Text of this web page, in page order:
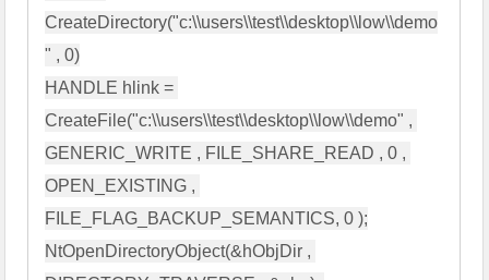
CreateDirectory("c:\\users\\test\\desktop\\low\\demo
" , 0)
HANDLE hlink =
CreateFile("c:\\users\\test\\desktop\\low\\demo" ,
GENERIC_WRITE , FILE_SHARE_READ , 0 ,
OPEN_EXISTING ,
FILE_FLAG_BACKUP_SEMANTICS, 0 );
NtOpenDirectoryObject(&hObjDir ,